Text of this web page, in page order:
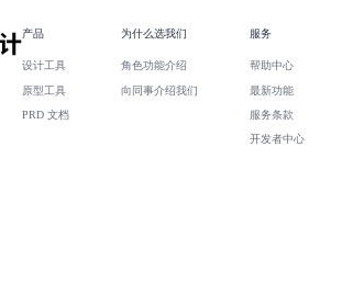
产品
设计工具
原型工具
PRD 文档
为什么选我们
角色功能介绍
向同事介绍我们
服务
帮助中心
最新功能
服务条款
开发者中心